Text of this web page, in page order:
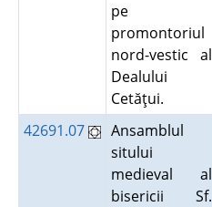
pe
promontoriul
nord-vestic al
Dealului
Cetăţui.
42691.07
Ansamblul
sitului
medieval al
bisericii Sf.